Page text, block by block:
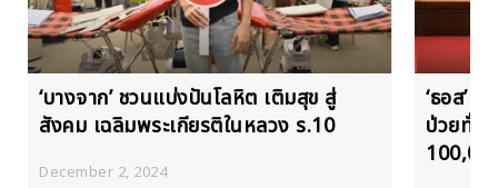
‘ธอส’ ร่วมส่งต่อโลหิตกว่า 5 แสนซีซี ช่วยผู้
ป่วยทั่วประเทศ พร้อมมอบเงินสนับสนุน
สา
โล
แห่